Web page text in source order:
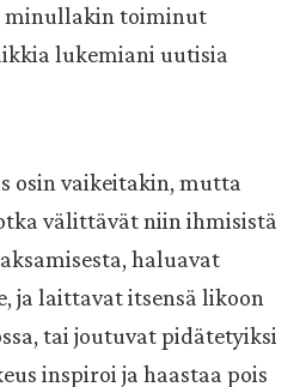
minullakin toiminut
lukemiani uutisia
osin vaikeitakin, mutta
välittävät niin ihmisistä
haluavat
ja laittavat itsensä likoon
tai joutuvat pidätetyiksi
inspiroi ja haastaa pois